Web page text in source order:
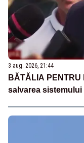
3 aug. 2026, 21:44
BĂTĂLIA PENTRU
salvarea sistemului